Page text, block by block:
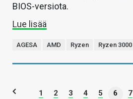
BIOS-versiota.
Lue lisää
AGESA AMD Ryzen Ryzen 3000
1 2 3 4 5 6 7